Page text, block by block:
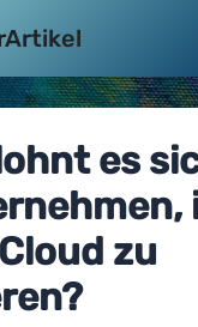
es
zu